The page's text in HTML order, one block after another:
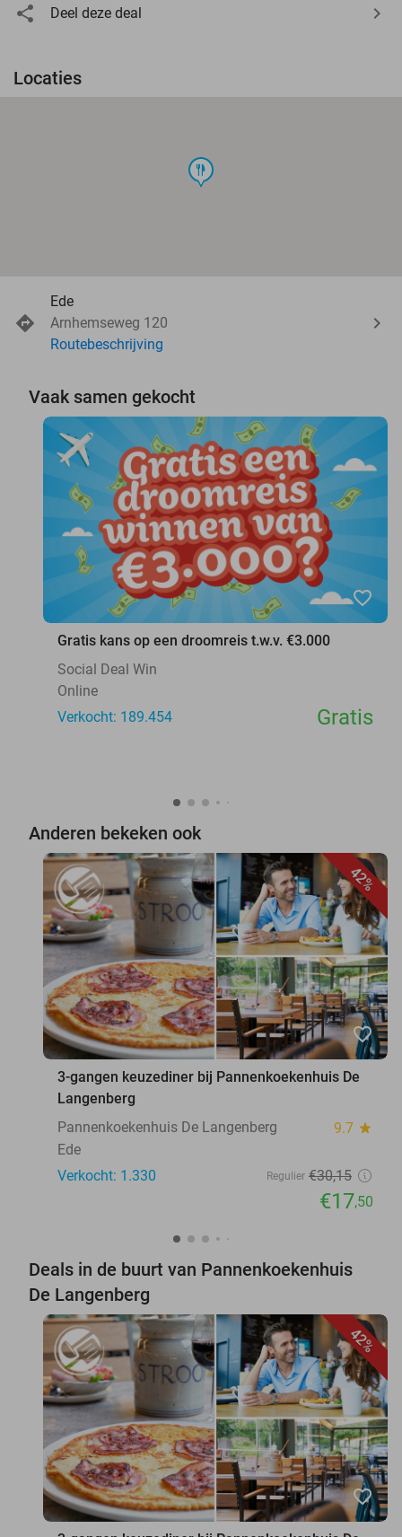
Deel deze deal
Locaties
food
Ede
Arnhemseweg 120
Routebeschrijving
Vaak samen gekocht
favorite_border
Gratis kans op een droomreis t.w.v. €3.000
Social Deal Win
Online
Verkocht: 189.454
Gratis
Anderen bekeken ook
42%
favorite_border
3-gangen keuzediner bij Pannenkoekenhuis De
Langenberg
Pannenkoekenhuis De Langenberg
9.7 star
Ede
Verkocht: 1.330
Regulier €30,15
€17,50
Deals in de buurt van Pannenkoekenhuis
De Langenberg
42%
favorite_border